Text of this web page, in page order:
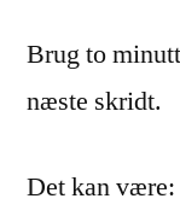
Brug to
næste skridt.
Det kan være: